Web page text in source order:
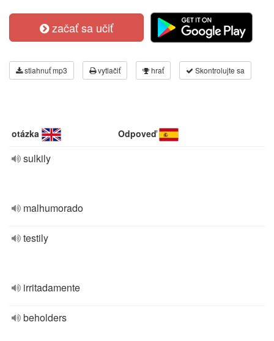
začať sa učiť
stiahnuť mp3 vytlačiť hrať Skontrolujte sa
otázka Odpoveď
sulkily
malhumorado
testily
irritadamente
beholders